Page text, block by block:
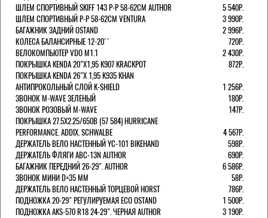
ШЛЕМ СПОРТИВНЫЙ SKIFF 143 Р-Р 58-62СМ AUTHOR
5 540Р.
ШЛЕМ СПОРТИВНЫЙ Р-Р 58-62СМ VENTURA
3 990Р.
БАГАЖНИК ЗАДНИЙ OSTAND
2 996Р.
КОЛЕСА БАЛАНСИРНЫЕ 12-20''
720Р.
ВЕЛОКОМПЬЮТЕР VDO M1.1
2 430Р.
ПОКРЫШКА KENDA 20"Х1,95 K907 KRACKPOT
872Р.
ПОКРЫШКА KENDA 26"Х 1,95 K935 KHAN
АНТИПРОКОЛЬНЫЙ СЛОЙ K-SHIELD
1 256Р.
ЗВОНОК M-WAVE ЗЕЛЕНЫЙ
180Р.
ЗВОНОК РОЗОВЫЙ M-WAVE
147Р.
ПОКРЫШКА 27.5X2.25/650B (57 584) HURRICANE
PERFORMANCE. ADDIX. SCHWALBE
4 567Р.
ДЕРЖАТЕЛЬ ВЕЛО НАСТЕННЫЙ YC-101 BIKEHAND
598Р.
ДЕРЖАТЕЛЬ ФЛЯГИ ABC-13N AUTHOR
690Р.
БАГАЖНИК ПЕРЕДНИЙ 26-29". AUTHOR
6 586Р.
ЗВОНОК МИНИ D=35 ММ
58Р.
ДЕРЖАТЕЛЬ ВЕЛО НАСТЕННЫЙ ТОРЦЕВОЙ HORST
786Р.
ПОДНОЖКА 20-29" РЕГУЛИРУЕМАЯ ECO OSTAND
1 500Р.
ПОДНОЖКА AKS-570 R18 24-29". ЧЕРНАЯ AUTHOR
3 190Р.